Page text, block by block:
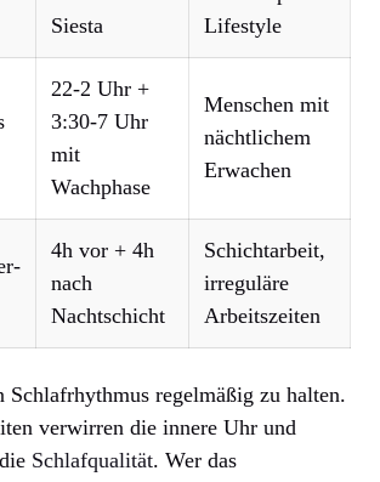
Siesta
Lifestyle
22-2 Uhr +
3:30-7 Uhr
mit
Wachphase
Menschen mit
nächtlichem
Erwachen
4h vor + 4h
nach
Nachtschicht
Schichtarbeit,
irreguläre
Arbeitszeiten
Schlafrhythmus regelmäßig zu halten.
verwirren die innere Uhr und
Schlafqualität. Wer das